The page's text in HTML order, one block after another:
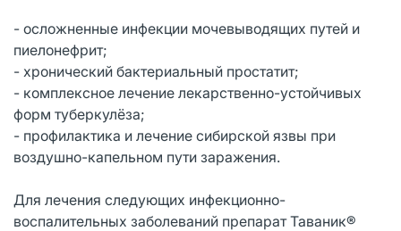
- осложненные инфекции мочевыводящих путей и
пиелонефрит;
- хронический бактериальный простатит;
- комплексное лечение лекарственно-устойчивых
форм туберкулёза;
- профилактика и лечение сибирской язвы при
воздушно-капельном пути заражения.
Для лечения следующих инфекционно-
воспалительных заболеваний препарат Таваник®